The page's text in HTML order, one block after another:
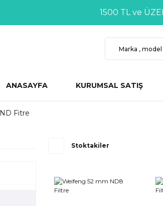
1500 TL ve
ANASAYFA KURUMSAL SATIŞ
ND Fitre
Stoktakiler